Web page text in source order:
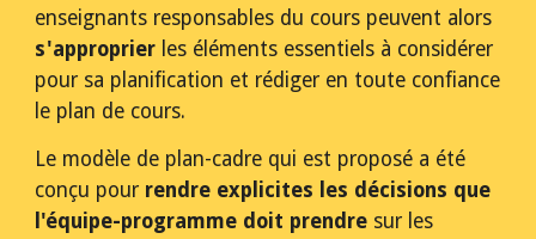
s'approprier les éléments essentiels à considérer
pour sa planification et rédiger en toute confiance
le plan de cours.
Le modèle de plan-cadre qui est proposé a été
conçu pour rendre explicites les décisions que
l'équipe-programme doit prendre sur les